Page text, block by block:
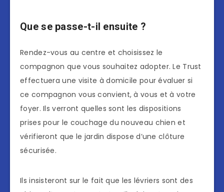
Que se passe-t-il ensuite ?
Rendez-vous au centre et choisissez le
compagnon que vous souhaitez adopter. Le Trust
effectuera une visite à domicile pour évaluer si
ce compagnon vous convient, à vous et à votre
foyer. Ils verront quelles sont les dispositions
prises pour le couchage du nouveau chien et
vérifieront que le jardin dispose d’une clôture
sécurisée.
Ils insisteront sur le fait que les lévriers sont des